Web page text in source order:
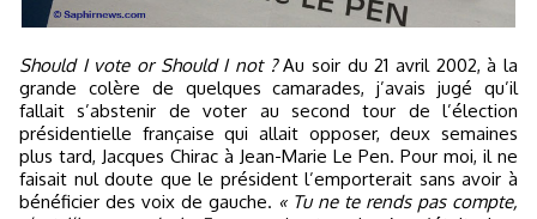
Should I vote or Should I not ?Au soir du 21 avril 2002, à la
grande colère de quelques camarades, j’avais jugé qu’il
fallait s’abstenir de voter au second tour de l’élection
présidentielle française qui allait opposer, deux semaines
plus tard, Jacques Chirac à Jean-Marie Le Pen. Pour moi, il ne
faisait nul doute que le président l’emporterait sans avoir à
bénéficier des voix de gauche. « Tu ne te rends pas compte,